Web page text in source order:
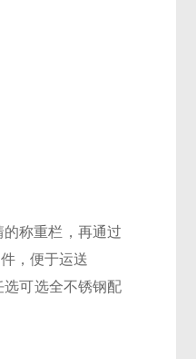
称重栏，再通过
，便于运送
可选全不锈钢配